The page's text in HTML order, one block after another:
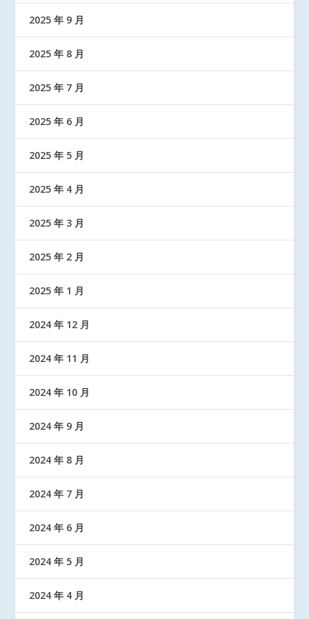
2025 年 9 月
2025 年 8 月
2025 年 7 月
2025 年 6 月
2025 年 5 月
2025 年 4 月
2025 年 3 月
2025 年 2 月
2025 年 1 月
2024 年 12 月
2024 年 11 月
2024 年 10 月
2024 年 9 月
2024 年 8 月
2024 年 7 月
2024 年 6 月
2024 年 5 月
2024 年 4 月